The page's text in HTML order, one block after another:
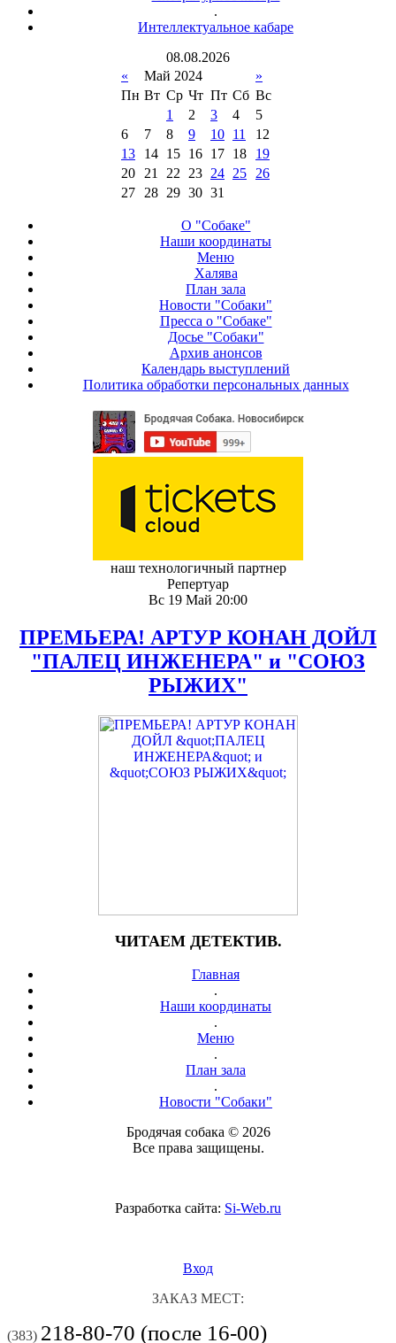
.
Интеллектуальное кабаре
08.08.2026
«
Май 2024
»
Пн Вт Ср Чт Пт Сб Вс
1
2 3 4
5
6
7 8 9 10 11
12
13
14 15 16 17 18
19
20
21 22 23 24 25
26
27
28 29 30 31
О "Собаке"
Наши координаты
Меню
Халява
План зала
Новости "Собаки"
Пресса о "Собаке"
Досье "Собаки"
Архив анонсов
Календарь выступлений
Политика обработки персональных данных
наш технологичный партнер
Репертуар
Вс 19 Май 20:00
ПРЕМЬЕРА! АРТУР КОНАН ДОЙЛ
"ПАЛЕЦ ИНЖЕНЕРА" и "СОЮЗ
РЫЖИХ"
ЧИТАЕМ ДЕТЕКТИВ.
Главная
.
Наши координаты
.
Меню
.
План зала
.
Новости "Собаки"
Бродячая собака © 2026
Все права защищены.
Разработка сайта: Si-Web.ru
Вход
ЗАКАЗ МЕСТ:
(383) 218-80-70 (после 16-00)